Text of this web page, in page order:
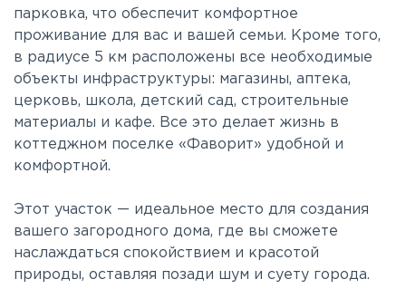
парковка, что обеспечит комфортное
проживание для вас и вашей семьи. Кроме того,
в радиусе 5 км расположены все необходимые
объекты инфраструктуры: магазины, аптека,
церковь, школа, детский сад, строительные
материалы и кафе. Все это делает жизнь в
коттеджном поселке «Фаворит» удобной и
комфортной.
Этот участок — идеальное место для создания
вашего загородного дома, где вы сможете
наслаждаться спокойствием и красотой
природы, оставляя позади шум и суету города.